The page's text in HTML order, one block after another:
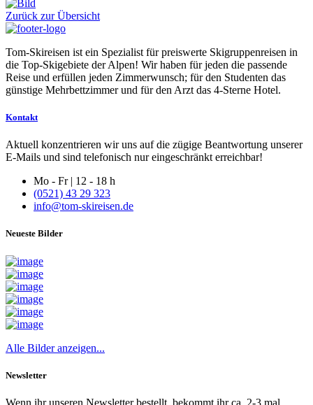
Zurück zur Übersicht
Tom-Skireisen ist ein Spezialist für preiswerte Skigruppenreisen in
die Top-Skigebiete der Alpen! Wir haben für jeden die passende
Reise und erfüllen jeden Zimmerwunsch; für den Studenten das
günstige Mehrbettzimmer und für den Arzt das 4-Sterne Hotel.
Kontakt
Aktuell konzentrieren wir uns auf die zügige Beantwortung unserer
E-Mails und sind telefonisch nur eingeschränkt erreichbar!
Mo - Fr | 12 - 18 h
(0521) 43 29 323
info@tom-skireisen.de
Neueste Bilder
Alle Bilder anzeigen...
Newsletter
Wenn ihr unseren Newsletter bestellt, bekommt ihr ca. 2-3 mal